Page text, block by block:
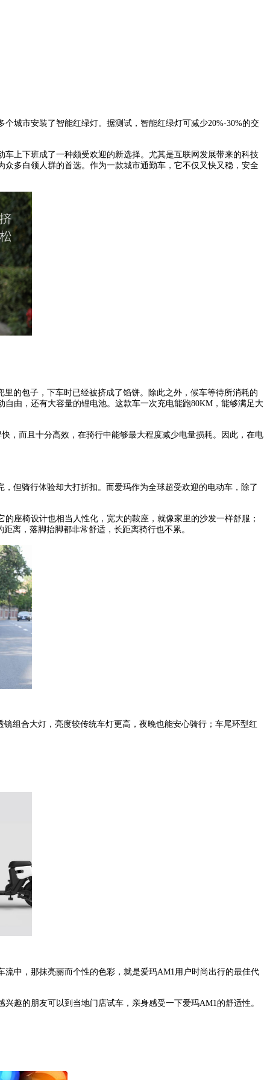
城市安装了智能红绿灯。据测试，智能红绿灯可减少20%-30%的交
上下班成了一种颇受欢迎的新选择。尤其是互联网发展带来的科技
多白领人群的首选。作为一款城市通勤车，它不仅又快又稳，安全
的包子，下车时已经被挤成了馅饼。除此之外，候车等待所消耗的
由，还有大容量的锂电池。这款车一次充电能跑80KM，能够满足大
，而且十分高效，在骑行中能够最大程度减少电量损耗。因此，在电
但骑行体验却大打折扣。而爱玛作为全球超受欢迎的电动车，除了
座椅设计也相当人性化，宽大的鞍座，就像家里的沙发一样舒服；
离，落脚抬脚都非常舒适，长距离骑行也不累。
组合大灯，亮度较传统车灯更高，夜晚也能安心骑行；车尾环型红
中，那抹亮丽而个性的色彩，就是爱玛AM1用户时尚出行的最佳代
趣的朋友可以到当地门店试车，亲身感受一下爱玛AM1的舒适性。